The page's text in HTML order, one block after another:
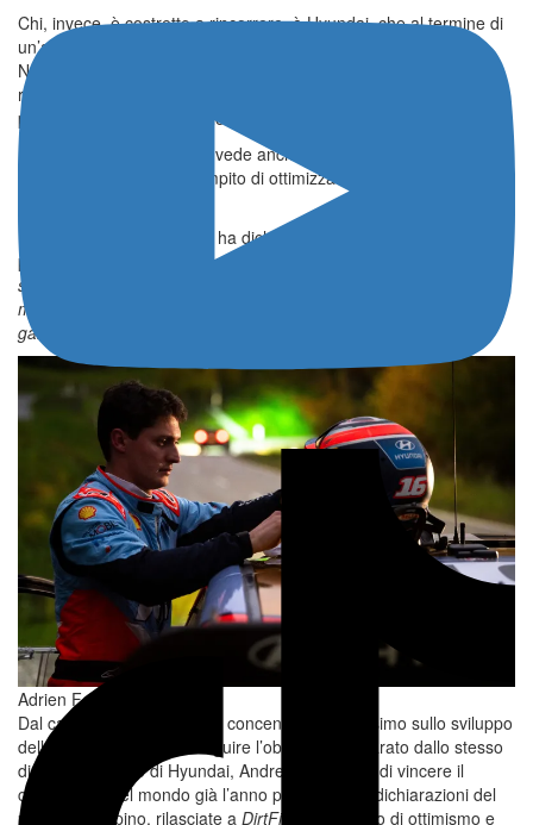
Chi, invece, è costretto a rincorrere, è Hyundai, che al termine di
un’annata deludente, culminata però con la vittoria di Thierry
Neuville e con il secondo posto di Adrien Fourmaux all’ultimo
round, deve cercare di raccogliere quante più informazioni
possibili in vista dell’esordio stagionale.
Il Rally du Devoluy, infatti, vede anche la partecipazione di Adrien
Fourmaux, che avrà il compito di ottimizzare le prestazioni su
Il nuovo “acquisto” Toyota ha dichiarato quanto sia positiva la
presenza di un pilota dal suo calibro: “
sia uno dei migliori piloti su asfalto. Ovviamente conosce un po’
meglio la vettura e probabilmente farà anche un test prima della
gara, mentre io mi butterò a capofitto sullo shakedown
Adrien Fourmaux
Dal canto suo, Fourmaux è concentrato al massimo sullo sviluppo
della macchina, per perseguire l’obiettivo, dichiarato dallo stesso
direttore sportivo di Hyundai, Andrew Wheatley, di vincere il
campionato del mondo già l’anno prossimo. Le dichiarazioni del
pilota transalpino, rilasciate a DirtFish , trasudano di ottimismo e